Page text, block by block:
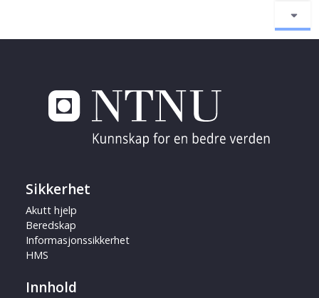
Sikkerhet
Akutt hjelp
Beredskap
Informasjonssikkerhet
HMS
Innhold